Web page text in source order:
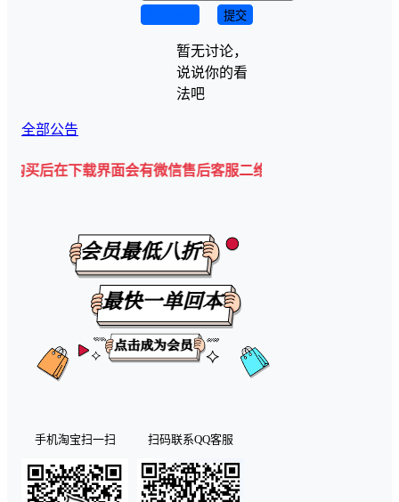
提交
暂无讨论，
说说你的看
法吧
全部公告
界面会有微信售后客服二维码💡
手机淘宝扫一扫 扫码联系QQ客服